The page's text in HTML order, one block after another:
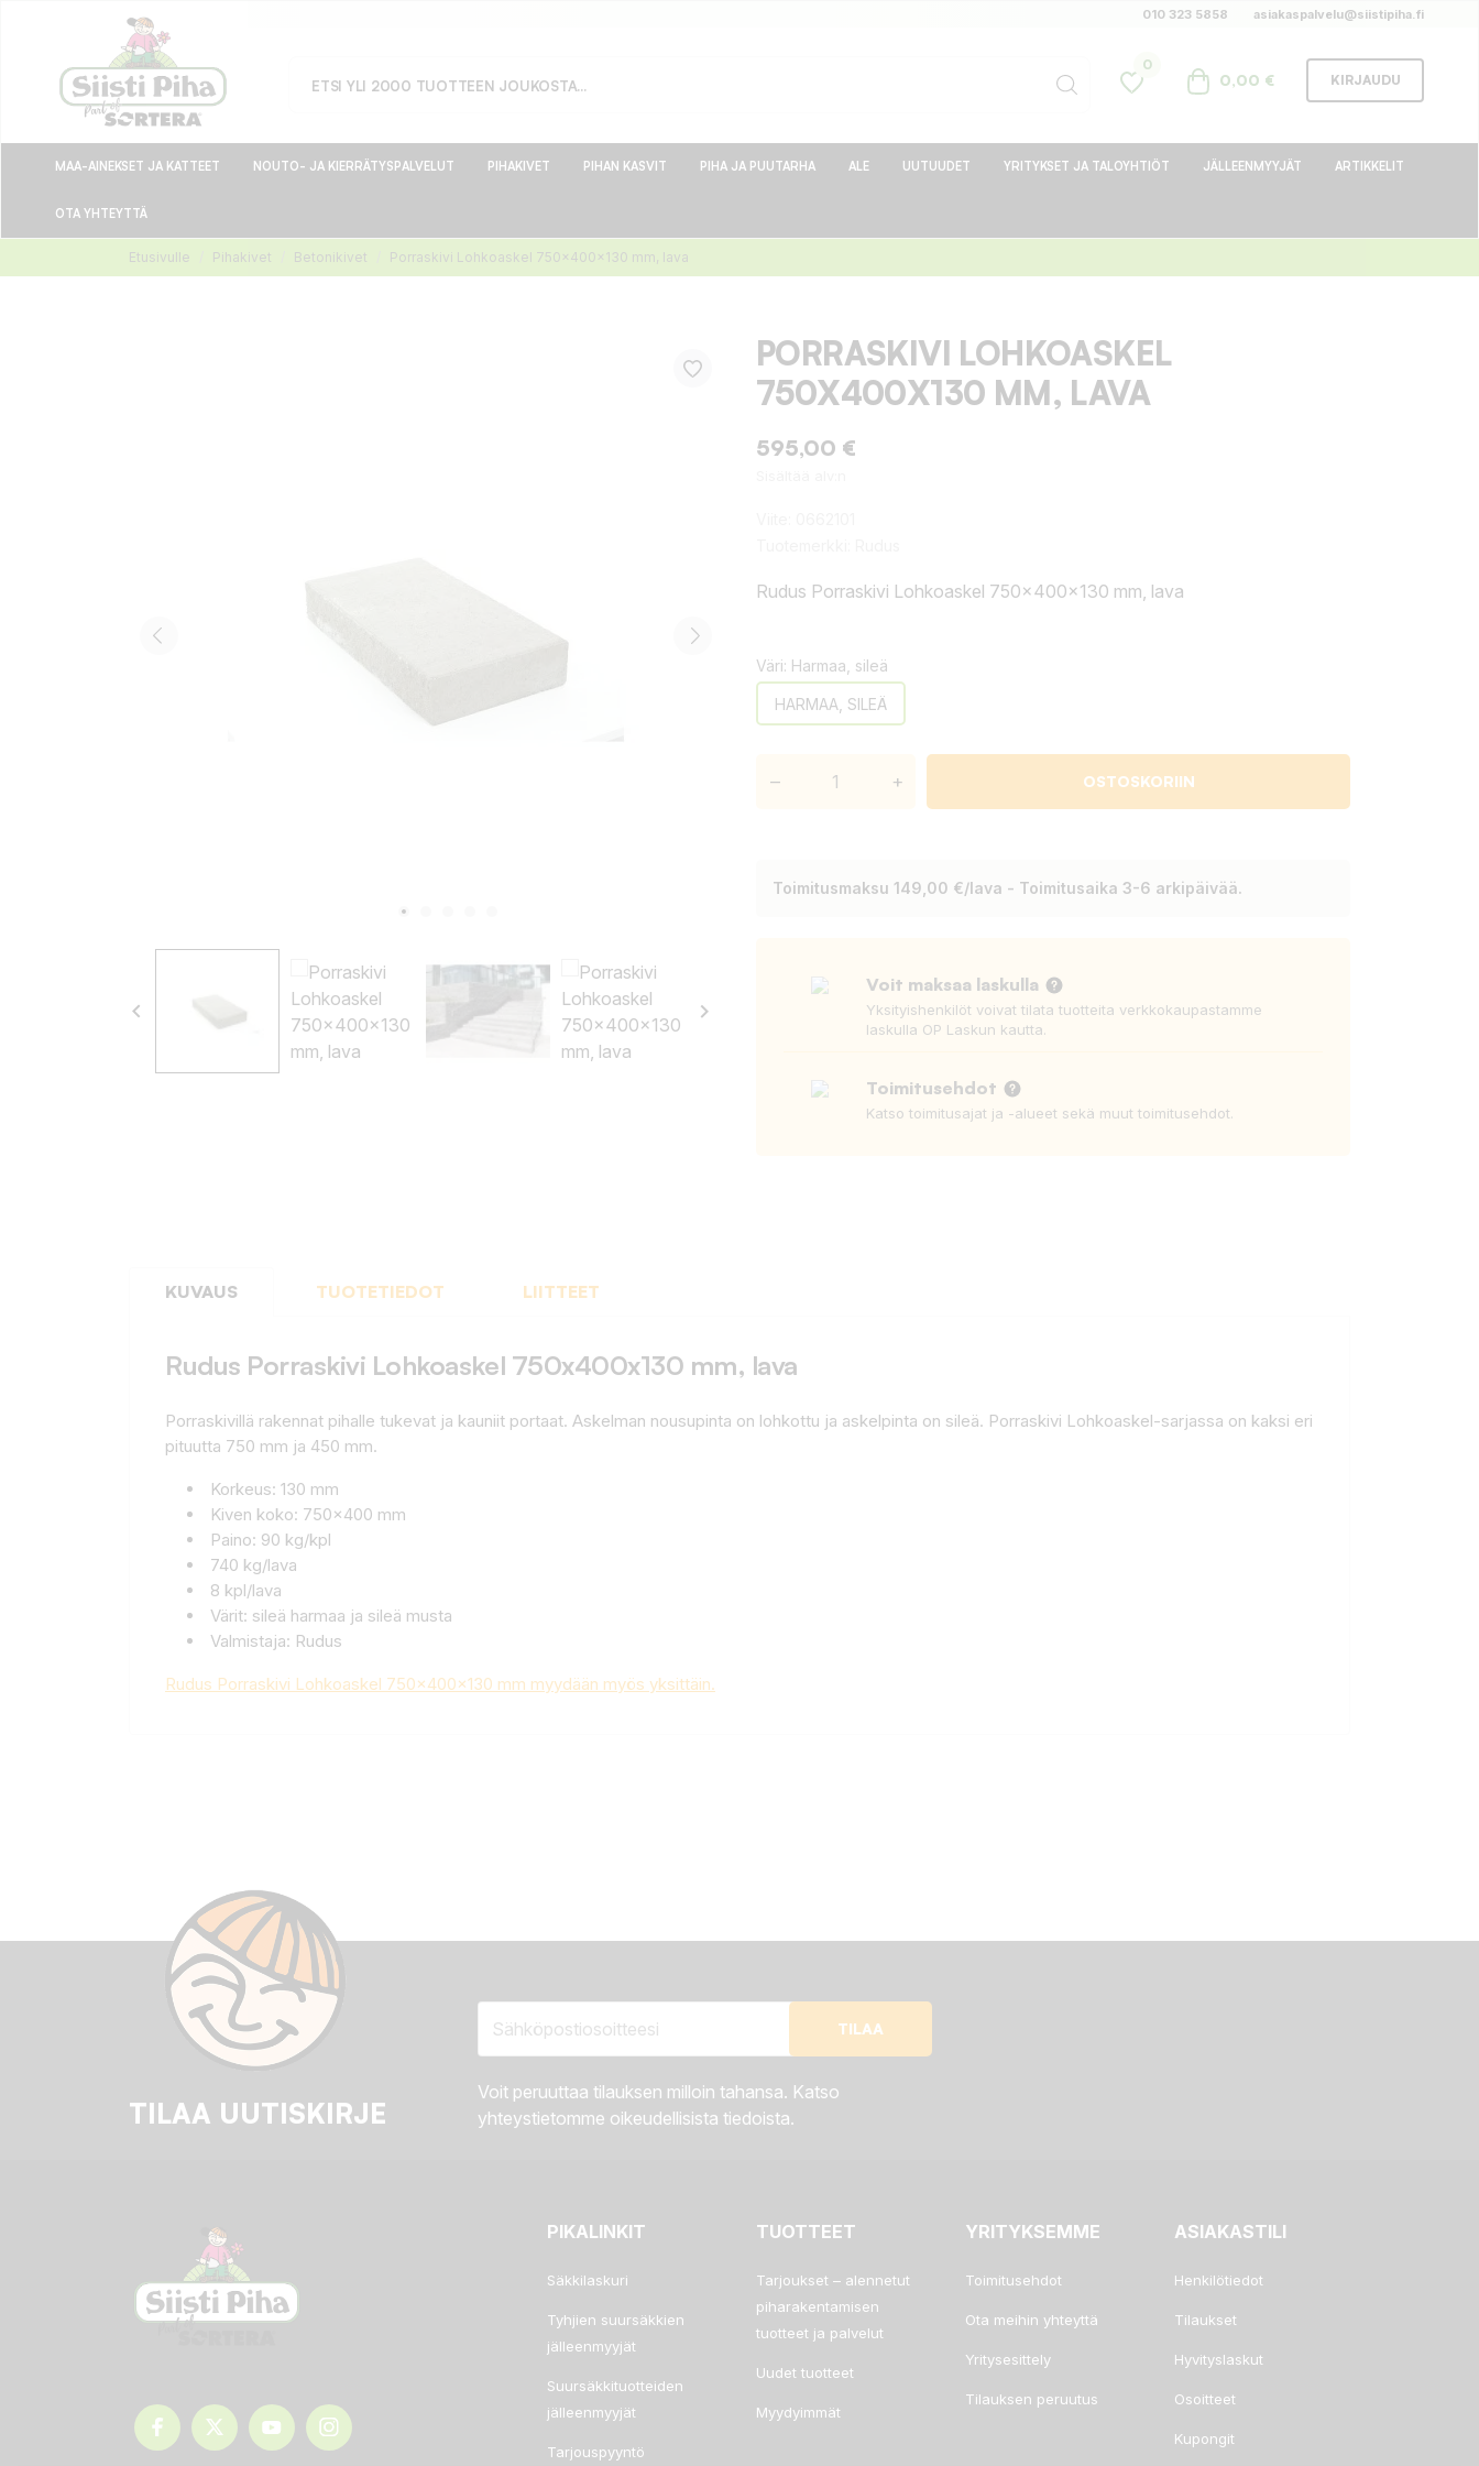
010 323 5858 asiakaspalvelu@siistipiha.fi
0
0,00 € KIRJAUDU
MAA-AINEKSET JA KATTEET NOUTO- JA KIERRÄTYSPALVELUT PIHAKIVET PIHAN KASVIT PIHA JA PUUTARHA ALE UUTUUDET YRITYKSET JA TALOYHTIÖT JÄLLEENMYYJÄT ARTIKKELIT
OTA YHTEYTTÄ
Etusivulle Pihakivet Betonikivet Porraskivi Lohkoaskel 750x400x130 mm, lava
keyboard_arrow_left keyboard_arrow_right
PORRASKIVI LOHKOASKEL
750X400X130 MM, LAVA
595,00 €
Rudus Porraskivi Lohkoaskel 750x400x130 mm, lava
Väri: Harmaa, sileä
HARMAA, SILEÄ
– + OSTOSKORIIN
Toimitusmaksu 149,00 €/lava - Toimitusaika 3-6 arkipäivää.
Voit maksaa laskulla
Yksityishenkilöt voivat tilata tuotteita verkkokaupastamme
laskulla OP Laskun kautta.
Toimitusehdot
Katso toimitusajat ja -alueet sekä muut toimitusehdot.
KUVAUS TUOTETIEDOT LIITTEET
Rudus Porraskivi Lohkoaskel 750x400x130 mm, lava
Porraskivillä rakennat pihalle tukevat ja kauniit portaat. Askelman nousupinta on lohkottu ja askelpinta on sileä. Porraskivi Lohkoaskel-sarjassa on kaksi eri
pituutta 750 mm ja 450 mm.
Korkeus: 130 mm
Kiven koko: 750x400 mm
Paino: 90 kg/kpl
740 kg/lava
8 kpl/lava
Värit: sileä harmaa ja sileä musta
Valmistaja: Rudus
Rudus Porraskivi Lohkoaskel 750x400x130 mm myydään myös yksittäin.
TILAA UUTISKIRJE
Voit peruuttaa tilauksen milloin tahansa. Katso
yhteystietomme oikeudellisista tiedoista.
PIKALINKIT
Säkkilaskuri
Tyhjien suursäkkien
jälleenmyyjät
Suursäkkituotteiden
jälleenmyyjät
Tarjouspyyntö
TUOTTEET
Tarjoukset – alennetut
piharakentamisen
tuotteet ja palvelut
Uudet tuotteet
Myydyimmät
YRITYKSEMME
Toimitusehdot
Ota meihin yhteyttä
Yritysesittely
Tilauksen peruutus
ASIAKASTILI
Henkilötiedot
Tilaukset
Hyvityslaskut
Osoitteet
Kupongit